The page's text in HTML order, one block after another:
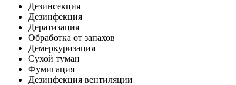
Дезинсекция
Дезинфекция
Дератизация
Обработка от запахов
Демеркуризация
Сухой туман
Фумигация
Дезинфекция вентиляции